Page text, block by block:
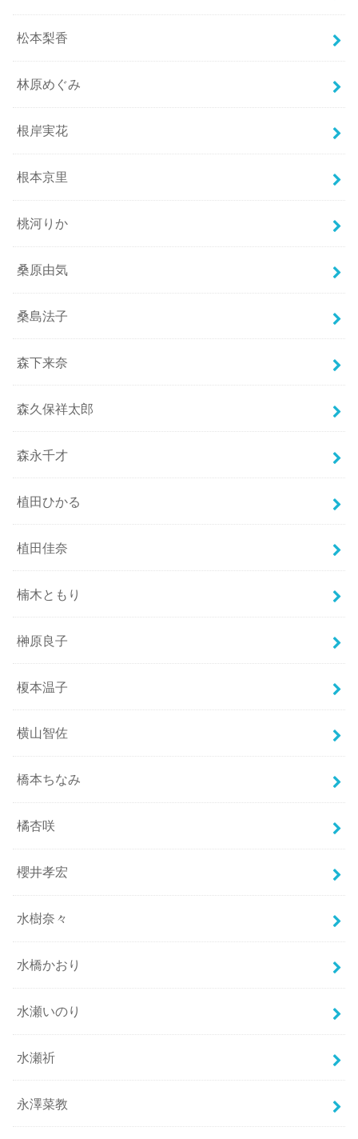
松本梨香
林原めぐみ
根岸実花
根本京里
桃河りか
桑原由気
桑島法子
森下来奈
森久保祥太郎
森永千才
植田ひかる
植田佳奈
楠木ともり
榊原良子
榎本温子
横山智佐
橋本ちなみ
橘杏咲
櫻井孝宏
水樹奈々
水橋かおり
水瀬いのり
水瀬祈
永澤菜教